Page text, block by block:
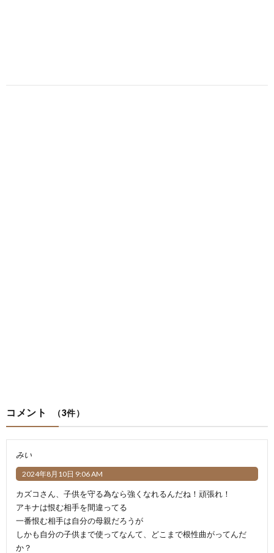
コメント （3件）
みい
2024年8月10日 9:06 AM
カズコさん、子供を守る為なら強くなれるんだね！頑張れ！
アキナは恨む相手を間違ってる
一番恨む相手は自分の母親だろうが
しかも自分の子供まで使ってなんて、どこまで根性曲がってんだ
か？